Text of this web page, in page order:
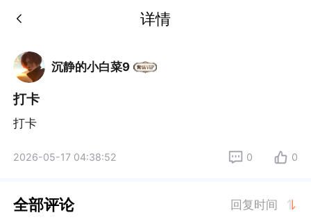
详情
沉静的小白菜9
打卡
打卡
2026-05-17 04:38:52 0 0
全部评论 回复时间